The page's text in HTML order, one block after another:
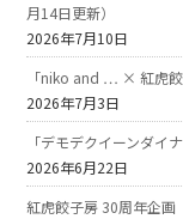
月14日更新）
2026年7月10日
「niko and … × 紅虎
2026年7月3日
「デモデクイーンダイ
2026年6月22日
紅虎餃子房 30周年企画